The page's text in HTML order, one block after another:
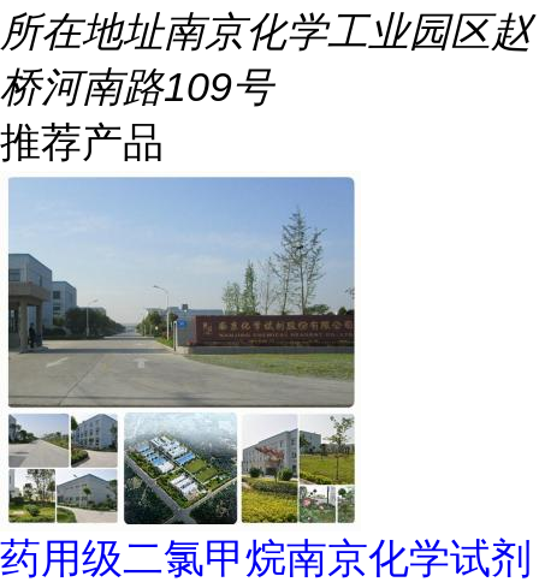
所在地址南京化学工业园区赵
桥河南路109号
推荐产品
药用级二氯甲烷南京化学试剂